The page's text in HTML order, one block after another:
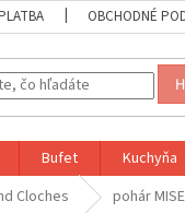
OBCHODNÉ
Bufet Kuchyňa
Cloches pohár